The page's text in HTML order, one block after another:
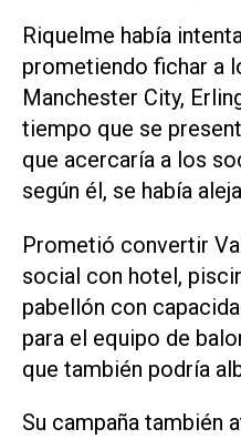
Riquelme había
prometiendo fichar a
Manchester City,
tiempo que se
que acercaría a los
según él, se había
Prometió convertir
social con hotel,
pabellón con
para el equipo de
que también podría
Su campaña también